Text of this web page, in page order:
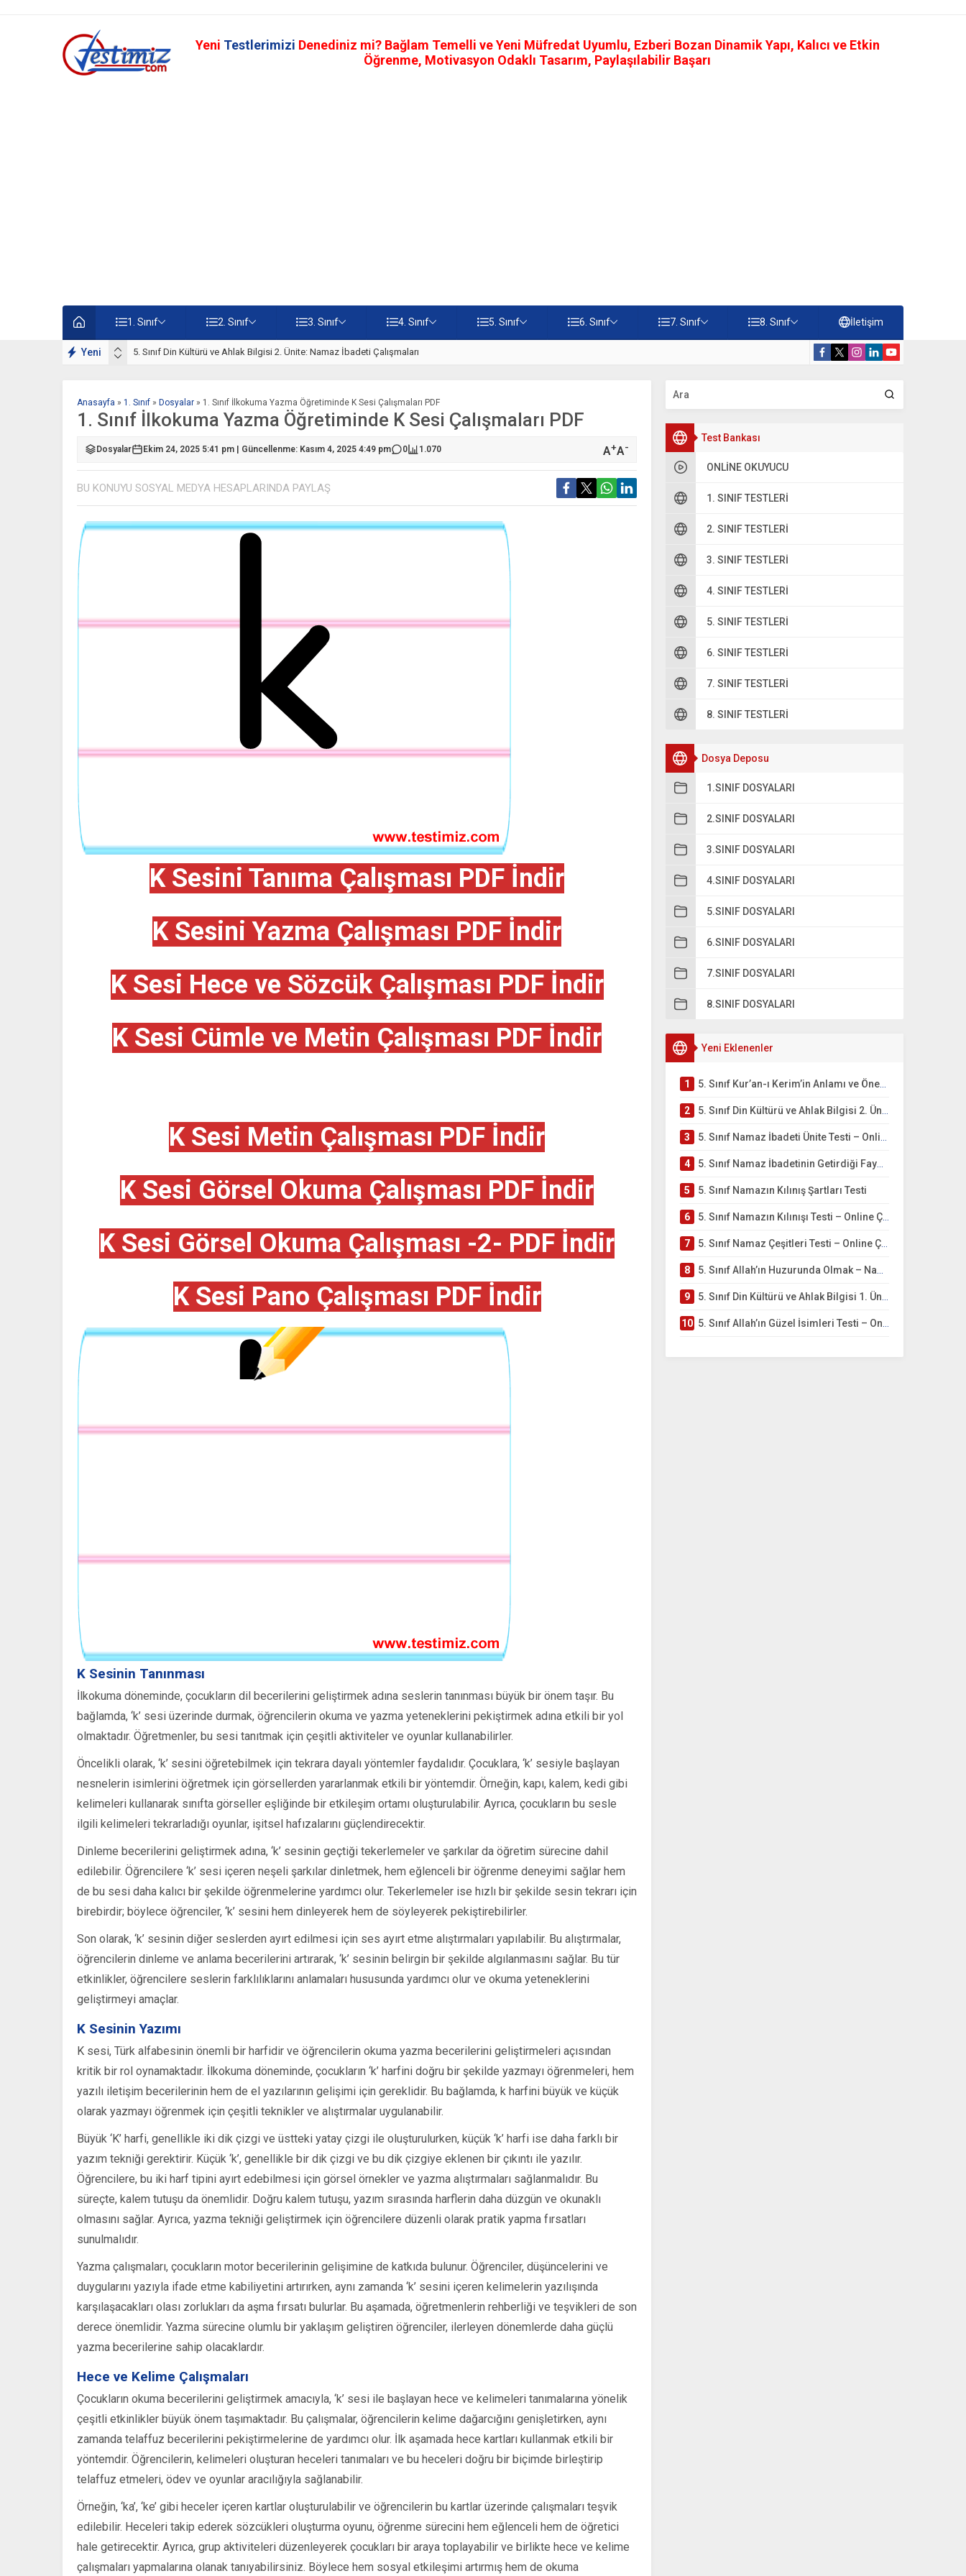
Yeni Testlerimizi Denediniz mi? Bağlam Temelli ve Yeni Müfredat Uyumlu, Ezberi Bozan Dinamik Yapı, Kalıcı ve Etkin
Öğrenme, Motivasyon Odaklı Tasarım, Paylaşılabilir Başarı
1. Sınıf 2. Sınıf 3. Sınıf 4. Sınıf 5. Sınıf 6. Sınıf 7. Sınıf 8. Sınıf İletişim
Yeni 5. Sınıf Din Kültürü ve Ahlak Bilgisi 2. Ünite: Namaz İbadeti Çalışmaları
Test Bankası
ONLINE OKUYUCU
1. SINIF TESTLERI
2. SINIF TESTLERI
3. SINIF TESTLERI
4. SINIF TESTLERI
5. SINIF TESTLERI
6. SINIF TESTLERI
7. SINIF TESTLERI
8. SINIF TESTLERI
Dosya Deposu
1.SINIF DOSYALARI
2.SINIF DOSYALARI
3.SINIF DOSYALARI
4.SINIF DOSYALARI
5.SINIF DOSYALARI
6.SINIF DOSYALARI
7.SINIF DOSYALARI
8.SINIF DOSYALARI
Yeni Eklenenler
1 5. Sınıf Kur’an-ı Kerim’in Anlamı ve Önemi Testi – Online Çöz
2 5. Sınıf Din Kültürü ve Ahlak Bilgisi 2. Ünite: Namaz İbadeti Çalışmaları
3 5. Sınıf Namaz İbadeti Ünite Testi – Online Çöz
4 5. Sınıf Namaz İbadetinin Getirdiği Faydalar Testi
5 5. Sınıf Namazın Kılınış Şartları Testi
6 5. Sınıf Namazın Kılınışı Testi – Online Çöz
7 5. Sınıf Namaz Çeşitleri Testi – Online Çöz
8 5. Sınıf Allah’ın Huzurunda Olmak – Namaz İbadeti Testi
9 5. Sınıf Din Kültürü ve Ahlak Bilgisi 1. Ünite: Allah İnancı Çalışmaları
10 5. Sınıf Allah’ın Güzel İsimleri Testi – Online Çöz
Anasayfa » 1. Sınıf » Dosyalar » 1. Sınıf İlkokuma Yazma Öğretiminde K Sesi Çalışmaları PDF
1. Sınıf İlkokuma Yazma Öğretiminde K Sesi Çalışmaları PDF
Dosyalar Ekim 24, 2025 5:41 pm | Güncellenme: Kasım 4, 2025 4:49 pm 0 1.070 A+A-
BU KONUYU SOSYAL MEDYA HESAPLARINDA PAYLAŞ
K Sesini Tanıma Çalışması PDF İndir
K Sesini Yazma Çalışması PDF İndir
K Sesi Hece ve Sözcük Çalışması PDF İndir
K Sesi Cümle ve Metin Çalışması PDF İndir
K Sesi Metin Çalışması PDF İndir
K Sesi Görsel Okuma Çalışması PDF İndir
K Sesi Görsel Okuma Çalışması -2- PDF İndir
K Sesi Pano Çalışması PDF İndir
K Sesinin Tanınması
İlkokuma döneminde, çocukların dil becerilerini geliştirmek adına seslerin tanınması büyük bir önem taşır. Bu
bağlamda, ‘k’ sesi üzerinde durmak, öğrencilerin okuma ve yazma yeteneklerini pekiştirmek adına etkili bir yol
olmaktadır. Öğretmenler, bu sesi tanıtmak için çeşitli aktiviteler ve oyunlar kullanabilirler.
Öncelikli olarak, ‘k’ sesini öğretebilmek için tekrara dayalı yöntemler faydalıdır. Çocuklara, ‘k’ sesiyle başlayan
nesnelerin isimlerini öğretmek için görsellerden yararlanmak etkili bir yöntemdir. Örneğin, kapı, kalem, kedi gibi
kelimeleri kullanarak sınıfta görseller eşliğinde bir etkileşim ortamı oluşturulabilir. Ayrıca, çocukların bu sesle
ilgili kelimeleri tekrarladığı oyunlar, işitsel hafızalarını güçlendirecektir.
Dinleme becerilerini geliştirmek adına, ‘k’ sesinin geçtiği tekerlemeler ve şarkılar da öğretim sürecine dahil
edilebilir. Öğrencilere ‘k’ sesi içeren neşeli şarkılar dinletmek, hem eğlenceli bir öğrenme deneyimi sağlar hem
de bu sesi daha kalıcı bir şekilde öğrenmelerine yardımcı olur. Tekerlemeler ise hızlı bir şekilde sesin tekrarı için
birebirdir; böylece öğrenciler, ‘k’ sesini hem dinleyerek hem de söyleyerek pekiştirebilirler.
Son olarak, ‘k’ sesinin diğer seslerden ayırt edilmesi için ses ayırt etme alıştırmaları yapılabilir. Bu alıştırmalar,
öğrencilerin dinleme ve anlama becerilerini artırarak, ‘k’ sesinin belirgin bir şekilde algılanmasını sağlar. Bu tür
etkinlikler, öğrencilere seslerin farklılıklarını anlamaları hususunda yardımcı olur ve okuma yeteneklerini
geliştirmeyi amaçlar.
K Sesinin Yazımı
K sesi, Türk alfabesinin önemli bir harfidir ve öğrencilerin okuma yazma becerilerini geliştirmeleri açısından
kritik bir rol oynamaktadır. İlkokuma döneminde, çocukların ‘k’ harfini doğru bir şekilde yazmayı öğrenmeleri, hem
yazılı iletişim becerilerinin hem de el yazılarının gelişimi için gereklidir. Bu bağlamda, k harfini büyük ve küçük
olarak yazmayı öğrenmek için çeşitli teknikler ve alıştırmalar uygulanabilir.
Büyük ‘K’ harfi, genellikle iki dik çizgi ve üstteki yatay çizgi ile oluşturulurken, küçük ‘k’ harfi ise daha farklı bir
yazım tekniği gerektirir. Küçük ‘k’, genellikle bir dik çizgi ve bu dik çizgiye eklenen bir çıkıntı ile yazılır.
Öğrencilere, bu iki harf tipini ayırt edebilmesi için görsel örnekler ve yazma alıştırmaları sağlanmalıdır. Bu
süreçte, kalem tutuşu da önemlidir. Doğru kalem tutuşu, yazım sırasında harflerin daha düzgün ve okunaklı
olmasını sağlar. Ayrıca, yazma tekniği geliştirmek için öğrencilere düzenli olarak pratik yapma fırsatları
sunulmalıdır.
Yazma çalışmaları, çocukların motor becerilerinin gelişimine de katkıda bulunur. Öğrenciler, düşüncelerini ve
duygularını yazıyla ifade etme kabiliyetini artırırken, aynı zamanda ‘k’ sesini içeren kelimelerin yazılışında
karşılaşacakları olası zorlukları da aşma fırsatı bulurlar. Bu aşamada, öğretmenlerin rehberliği ve teşvikleri de son
derece önemlidir. Yazma sürecine olumlu bir yaklaşım geliştiren öğrenciler, ilerleyen dönemlerde daha güçlü
yazma becerilerine sahip olacaklardır.
Hece ve Kelime Çalışmaları
Çocukların okuma becerilerini geliştirmek amacıyla, ‘k’ sesi ile başlayan hece ve kelimeleri tanımalarına yönelik
çeşitli etkinlikler büyük önem taşımaktadır. Bu çalışmalar, öğrencilerin kelime dağarcığını genişletirken, aynı
zamanda telaffuz becerilerini pekiştirmelerine de yardımcı olur. İlk aşamada hece kartları kullanmak etkili bir
yöntemdir. Öğrencilerin, kelimeleri oluşturan heceleri tanımaları ve bu heceleri doğru bir biçimde birleştirip
telaffuz etmeleri, ödev ve oyunlar aracılığıyla sağlanabilir.
Örneğin, ‘ka’, ‘ke’ gibi heceler içeren kartlar oluşturulabilir ve öğrencilerin bu kartlar üzerinde çalışmaları teşvik
edilebilir. Heceleri takip ederek sözcükleri oluşturma oyunu, öğrenme sürecini hem eğlenceli hem de öğretici
hale getirecektir. Ayrıca, grup aktiviteleri düzenleyerek çocukları bir araya toplayabilir ve birlikte hece ve kelime
çalışmaları yapmalarına olanak tanıyabilirsiniz. Böylece hem sosyal etkileşimi artırmış hem de okuma